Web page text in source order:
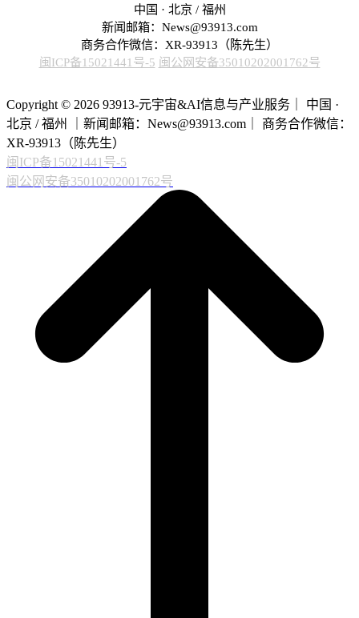
中国 · 北京 / 福州
新闻邮箱：News@93913.com
商务合作微信：XR-93913（陈先生）
闽ICP备15021441号-5 闽公网安备35010202001762号
Copyright © 2026 93913-元宇宙&AI信息与产业服务｜ 中国 ·
北京 / 福州 ｜新闻邮箱：News@93913.com｜ 商务合作微信：
XR-93913（陈先生）
闽ICP备15021441号-5
闽公网安备35010202001762号